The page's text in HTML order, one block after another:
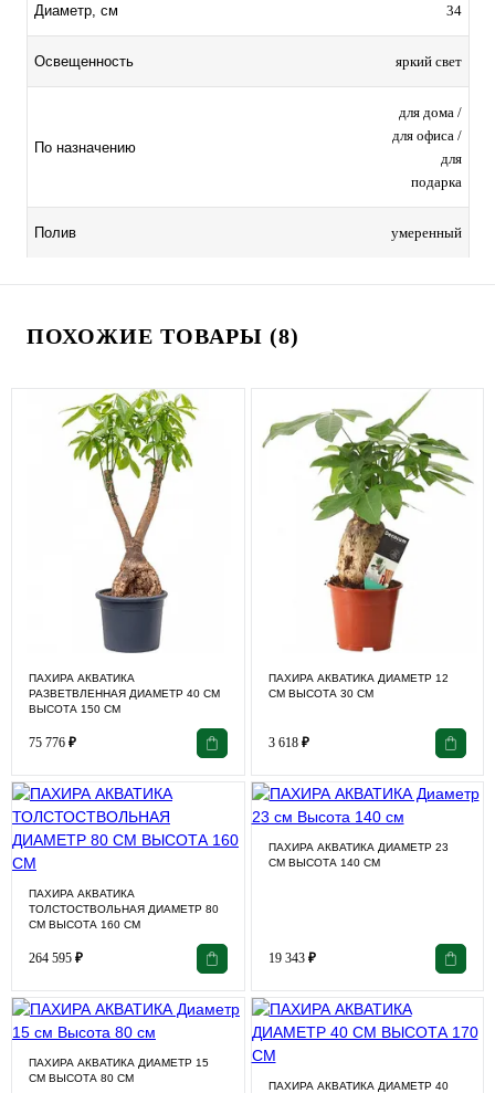
Диаметр, см 34
Освещенность яркий свет
По назначению
для дома /
для офиса /
для
подарка
Полив умеренный
ПОХОЖИЕ ТОВАРЫ (8)
ПАХИРА АКВАТИКА
РАЗВЕТВЛЕННАЯ ДИАМЕТР 40 СМ
ВЫСОТА 150 СМ
75 776 ₽
ПАХИРА АКВАТИКА ДИАМЕТР 12
СМ ВЫСОТА 30 СМ
3 618 ₽
ПАХИРА АКВАТИКА
ТОЛСТОСТВОЛЬНАЯ ДИАМЕТР 80
СМ ВЫСОТА 160 СМ
264 595 ₽
ПАХИРА АКВАТИКА ДИАМЕТР 23
СМ ВЫСОТА 140 СМ
19 343 ₽
ПАХИРА АКВАТИКА ДИАМЕТР 15
СМ ВЫСОТА 80 СМ
ПАХИРА АКВАТИКА ДИАМЕТР 40